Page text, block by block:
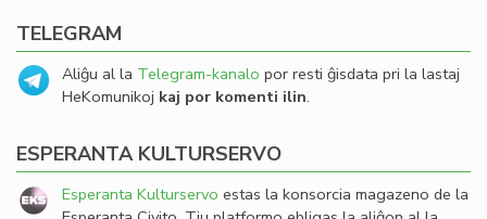
TELEGRAM
Aliĝu al la Telegram-kanalo por resti ĝisdata pri la lastaj
HeKomunikoj kaj por komenti ilin.
ESPERANTA KULTURSERVO
Esperanta Kulturservo estas la konsorcia magazeno de la